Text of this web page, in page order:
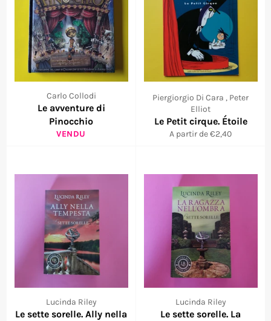
Carlo Collodi
Le avventure di
Pinocchio
VENDU
Piergiorgio Di Cara , Peter
Elliot
Le Petit cirque. Étoile
A partir de €2,40
Lucinda Riley
Le sette sorelle. Ally nella
Lucinda Riley
Le sette sorelle. La